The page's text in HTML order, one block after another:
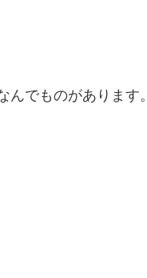
でものがあります。